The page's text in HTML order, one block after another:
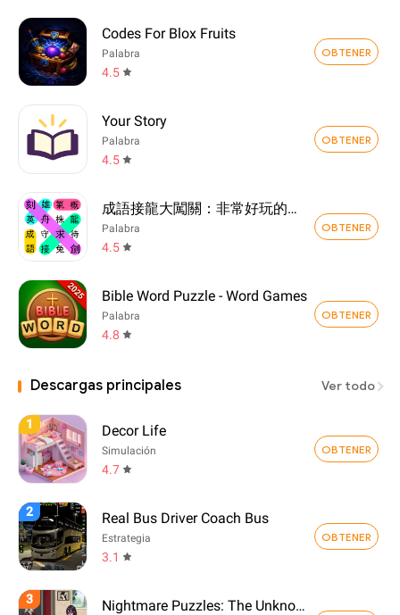
Codes For Blox Fruits
Palabra
4.5
OBTENER
Your Story
Palabra
4.5
OBTENER
成語接龍大闖關：非常好玩的單機益智小遊戲
Palabra
4.5
OBTENER
Bible Word Puzzle - Word Games
Palabra
4.8
OBTENER
Descargas principales Ver todo
1 Decor Life
Simulación
4.7
OBTENER
2 Real Bus Driver Coach Bus
Estrategia
3.1
OBTENER
3 Nightmare Puzzles: The Unknown